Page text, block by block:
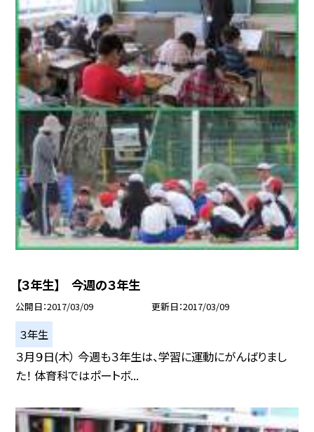
【３年生】 今週の３年生
公開日 2017/03/09 更新日 2017/03/09
３年生
３月９日(木） 今週も３年生は、学習に運動にがんばりまし
た！ 体育科ではポートボ...